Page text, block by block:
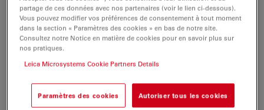
CF260= ε260/εmax= 0,08
CF 2800 = ε280/ε max= 0,24
ATTO MB2
est un dérivé du colorant redox bien
être réduit de manière réversible à la forme incolore
leuko. En cas d'oxydation (par exemple avec de
partage de ces données avec nos partenaires (voir le lien ci-dessous).
Vous pouvez modifier vos préférences de consentement à tout moment
dans la section « Paramètres des cookies » en bas de notre site.
Consultez notre Notice en matière de cookies pour en savoir plus sur
nos pratiques.
Leica Microsystems Cookie Partners Details
Paramètres des cookies Autoriser tous les cookies